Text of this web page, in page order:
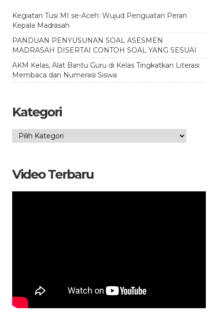
Kegiatan Tusi MI se-Aceh: Wujud Penguatan Peran
Kepala Madrasah
PANDUAN PENYUSUNAN SOAL ASESMEN
MADRASAH DISERTAI CONTOH SOAL YANG SESUAI
AKM Kelas, Alat Bantu Guru di Kelas Tingkatkan Literasi
Membaca dan Numerasi Siswa
Kategori
Kategori
Video Terbaru